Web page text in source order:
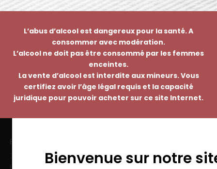
L’abus d’alcool est dangereux pour la santé. A
consommer avec modération.
L’alcool ne doit pas être consommé par les femmes
enceintes.
La vente d’alcool est interdite aux mineurs. Vous
certifiez avoir l’âge légal requis et la capacité
juridique pour pouvoir acheter sur ce site Internet.
Bienvenue sur notre
EMMANUEL NASTI
7 avenue Pierre Pflimlin – ZAC Espale